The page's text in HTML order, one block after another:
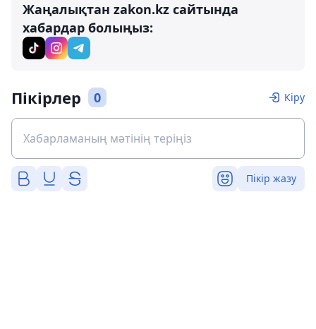
Жаңалықтан zakon.kz сайтында
хабардар болыңыз:
Пікірлер 0 Кіру
Пікір жазу